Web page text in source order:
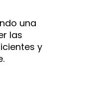
una
las
y